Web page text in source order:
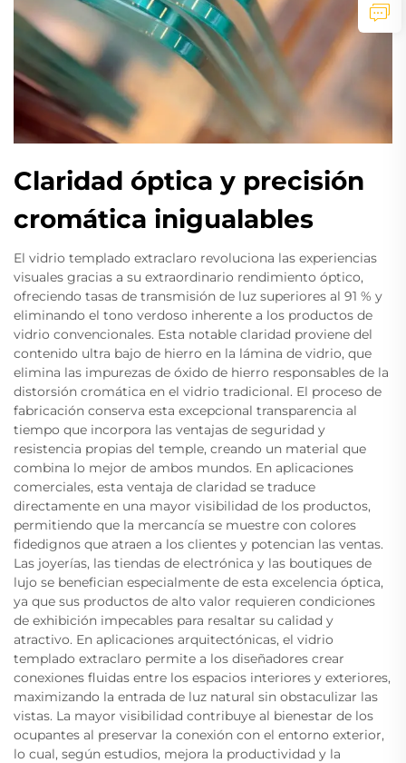
Claridad óptica y precisión
cromática inigualables
El vidrio templado extraclaro revoluciona las experiencias
visuales gracias a su extraordinario rendimiento óptico,
ofreciendo tasas de transmisión de luz superiores al 91 % y
eliminando el tono verdoso inherente a los productos de
vidrio convencionales. Esta notable claridad proviene del
contenido ultra bajo de hierro en la lámina de vidrio, que
elimina las impurezas de óxido de hierro responsables de la
distorsión cromática en el vidrio tradicional. El proceso de
fabricación conserva esta excepcional transparencia al
tiempo que incorpora las ventajas de seguridad y
resistencia propias del temple, creando un material que
combina lo mejor de ambos mundos. En aplicaciones
comerciales, esta ventaja de claridad se traduce
directamente en una mayor visibilidad de los productos,
permitiendo que la mercancía se muestre con colores
fidedignos que atraen a los clientes y potencian las ventas.
Las joyerías, las tiendas de electrónica y las boutiques de
lujo se benefician especialmente de esta excelencia óptica,
ya que sus productos de alto valor requieren condiciones
de exhibición impecables para resaltar su calidad y
atractivo. En aplicaciones arquitectónicas, el vidrio
templado extraclaro permite a los diseñadores crear
conexiones fluidas entre los espacios interiores y exteriores,
maximizando la entrada de luz natural sin obstaculizar las
vistas. La mayor visibilidad contribuye al bienestar de los
ocupantes al preservar la conexión con el entorno exterior,
lo cual, según estudios, mejora la productividad y la